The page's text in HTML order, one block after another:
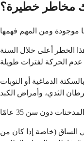
مخاطر خطيرة؟
الخطر أعلى خلال السنة
بالسكتة الدماغية أو النوبات
الساق (خاصة إذا كان من